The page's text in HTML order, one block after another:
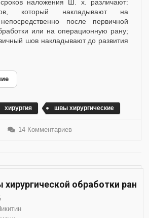
наложения Ш. х. различают:
который накладывают на
после первичной
или на операционную рану;
шов накладывают до развития
хирургия швы хирургические
14 Комментариев
хирургической обработки ран